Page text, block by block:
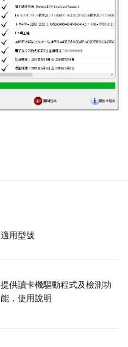
適用型號
提供讀卡機驅動程式及檢測功
能， 使用說明